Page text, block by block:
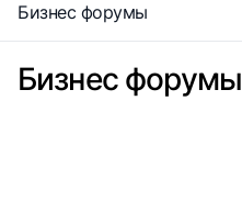
Бизнес форумы
Бизнес форумы